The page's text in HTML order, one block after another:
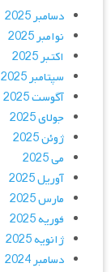
دسامبر 2025
نوامبر 2025
اکتبر 2025
سپتامبر 2025
آگوست 2025
جولای 2025
ژوئن 2025
می 2025
آوریل 2025
مارس 2025
فوریه 2025
ژانویه 2025
دسامبر 2024